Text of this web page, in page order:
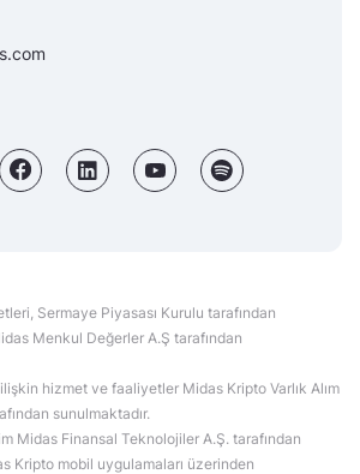
Sermaye Piyasası Kurulu tarafından
Menkul Değerler A.Ş tarafından
hizmet ve faaliyetler Midas Kripto Varlık Alım
sunulmaktadır.
Midas Finansal Teknolojiler A.Ş. tarafından
Kripto mobil uygulamaları üzerinden